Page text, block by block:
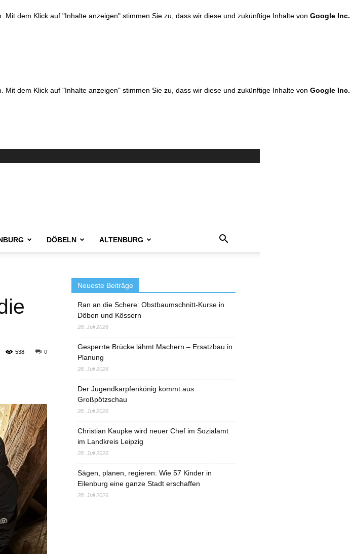
Mit dem Klick auf "Inhalte anzeigen" stimmen Sie zu, dass wir diese und zukünftige Inhalte von Google Inc.
Mit dem Klick auf "Inhalte anzeigen" stimmen Sie zu, dass wir diese und zukünftige Inhalte von Google Inc.
DÖBELN ALTENBURG
0
538
Neueste Beiträge
Ran an die Schere: Obstbaumschnitt-Kurse in
Döben und Kössern
28. Juli 2026
Gesperrte Brücke lähmt Machern – Ersatzbau in
Planung
28. Juli 2026
Der Jugendkarpfenkönig kommt aus
Großpötzschau
28. Juli 2026
Christian Kaupke wird neuer Chef im Sozialamt
im Landkreis Leipzig
28. Juli 2026
Sägen, planen, regieren: Wie 57 Kinder in
Eilenburg eine ganze Stadt erschaffen
28. Juli 2026